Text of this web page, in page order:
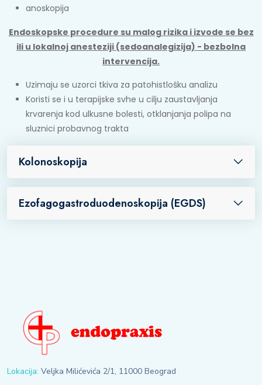
anoskopija
Endoskopske procedure su malog rizika i izvode se bez
ili u lokalnoj anesteziji (sedoanalegizija) - bezbolna
intervencija.
Uzimaju se uzorci tkiva za patohistlošku analizu
Koristi se i u terapijske svhe u cilju zaustavljanja
krvarenja kod ulkusne bolesti, otklanjanja polipa na
sluznici probavnog trakta
Kolonoskopija
Ezofagogastroduodenoskopija (EGDS)
Lokacija: Veljka Milićevića 2/1, 11000 Beograd